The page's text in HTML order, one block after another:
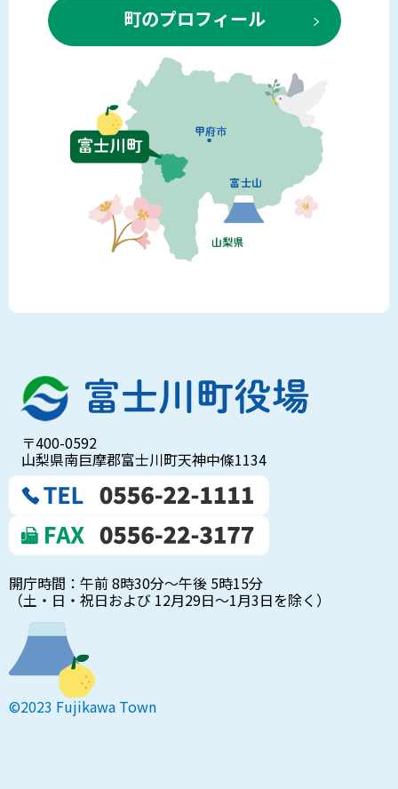
町のプロフィール
〒400-0592
山梨県南巨摩郡富士川町天神中條1134
開庁時間：午前 8時30分～午後 5時15分
（土・日・祝日および 12月29日～1月3日を除く）
©2023 Fujikawa Town